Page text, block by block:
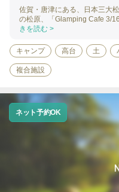
佐賀・唐津にある、日本三大
の松原、「Glamping Cafe 3/
きを読む >
キャンプ 高台 土
複合施設
ネット予約OK